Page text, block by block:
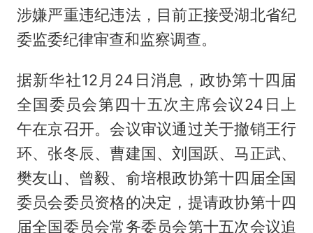
涉嫌严重违纪违法，目前正接受湖北省纪
委监委纪律审查和监察调查。
据新华社12月24日消息，政协第十四届
全国委员会第四十五次主席会议24日上
午在京召开。会议审议通过关于撤销王行
环、张冬辰、曹建国、刘国跃、马正武、
樊友山、曾毅、俞培根政协第十四届全国
委员会委员资格的决定，提请政协第十四
届全国委员会常务委员会第十五次会议追